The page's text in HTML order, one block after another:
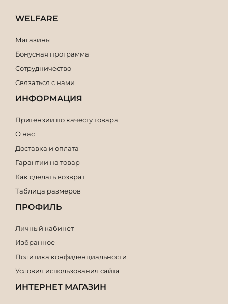
WELFARE
Магазины
Бонусная программа
Сотрудничество
Связаться с нами
ИНФОРМАЦИЯ
Притензии по качесту товара
О нас
Доставка и оплата
Гарантии на товар
Как сделать возврат
Таблица размеров
ПРОФИЛЬ
Личный кабинет
Избранное
Политика конфиденциальности
Условия использования сайта
ИНТЕРНЕТ МАГАЗИН